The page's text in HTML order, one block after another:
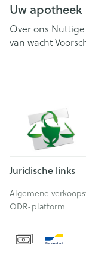
Uw apotheek
Over ons
van wacht
Juridische links
Algemene
ODR-platform